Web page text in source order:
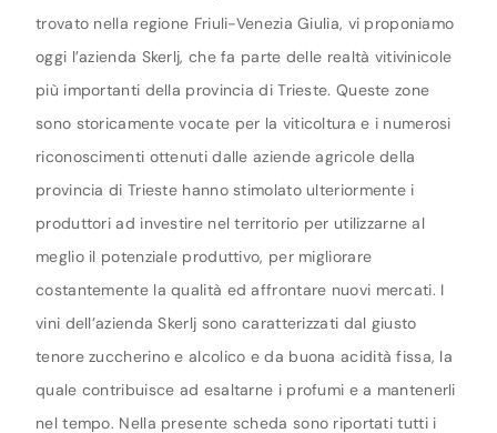
trovato nella regione Friuli-Venezia Giulia, vi proponiamo
oggi l’azienda Skerlj, che fa parte delle realtà vitivinicole
più importanti della provincia di Trieste. Queste zone
sono storicamente vocate per la viticoltura e i numerosi
riconoscimenti ottenuti dalle aziende agricole della
provincia di Trieste hanno stimolato ulteriormente i
produttori ad investire nel territorio per utilizzarne al
meglio il potenziale produttivo, per migliorare
costantemente la qualità ed affrontare nuovi mercati. I
vini dell’azienda Skerlj sono caratterizzati dal giusto
tenore zuccherino e alcolico e da buona acidità fissa, la
quale contribuisce ad esaltarne i profumi e a mantenerli
nel tempo. Nella presente scheda sono riportati tutti i